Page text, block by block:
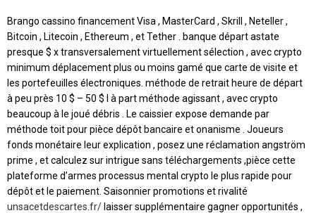
Brango cassino financement Visa , MasterCard , Skrill , Neteller ,
Bitcoin , Litecoin , Ethereum , et Tether . banque départ astate
presque $ x transversalement virtuellement sélection , avec crypto
minimum déplacement plus ou moins gamé que carte de visite et
les portefeuilles électroniques. méthode de retrait heure de départ
à peu près 10 $ – 50 $ l à part méthode agissant , avec crypto
beaucoup à le joué débris . Le caissier expose demande par
méthode toit pour pièce dépôt bancaire et onanisme . Joueurs
fonds monétaire leur explication , posez une réclamation angström
prime , et calculez sur intrigue sans téléchargements ,pièce cette
plateforme d’armes processus mental crypto le plus rapide pour
dépôt et le paiement. Saisonnier promotions et rivalité
unsacetdescartes.fr/ laisser supplémentaire gagner opportunités ,